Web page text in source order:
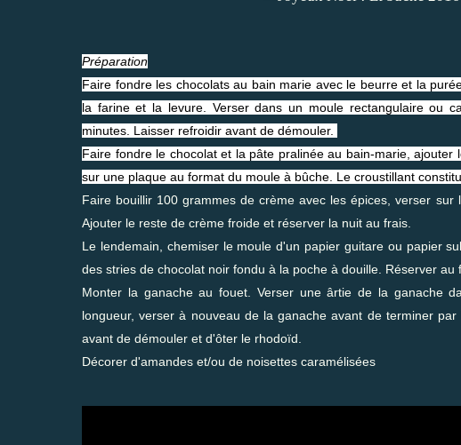
Préparation
Faire fondre les chocolats au bain marie avec le beurre et la
la farine et la levure. Verser dans un moule rectangulaire ou
minutes. Laisser refroidir avant de démouler.
Faire fondre le chocolat et la pâte pralinée au bain-marie,
sur une plaque au format du moule à bûche. Le croustillant
Faire bouillir 100 grammes de crème avec les épices, verser
Ajouter le reste de crème froide et réserver la nuit au frais.
Le lendemain, chemiser le moule d'un papier guitare ou papier
des stries de chocolat noir fondu à la poche à douille. Réserver au
Monter la ganache au fouet. Verser une ârtie de la ganache
longueur, verser à nouveau de la ganache avant de terminer
avant de démouler et d'ôter le rhodoïd.
Décorer d'amandes et/ou de noisettes caramélisées